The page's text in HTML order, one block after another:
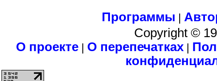
Программы |
Copyright ©
О проекте| О перепечатках|